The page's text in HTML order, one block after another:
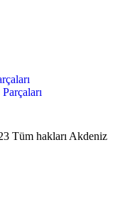
Tüm hakları Akdeniz